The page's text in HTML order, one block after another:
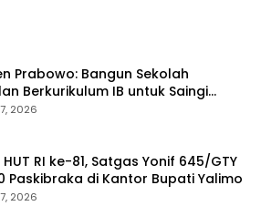
Prabowo: Bangun Sekolah
Berkurikulum IB untuk Saingi
2026
RI ke-81, Satgas Yonif 645/GTY
Paskibraka di Kantor Bupati Yalimo
2026